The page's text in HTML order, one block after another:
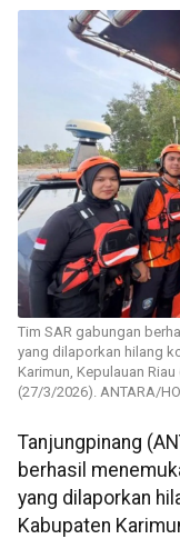
Tim SAR gabungan
yang dilaporkan hilang
Karimun, Kepulauan
(27/3/2026). ANTARA/
Tanjungpinang
berhasil
yang dilaporkan
Kabupaten